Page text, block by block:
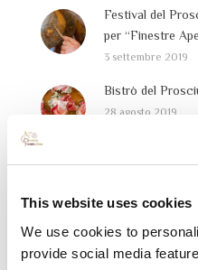
This website uses cookies
We use cookies to
provide social media
Festival del
per “Finestre
3 settembre 2019
Bistrò del
28 agosto 2019
25 luglio 2019
Bistrò del
29 agosto 2018